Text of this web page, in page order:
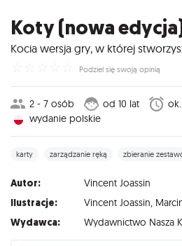
Koty (nowa
Kocia wersja gry, w której
Podziel się swoją opinią
2 - 7 osób od 10 lat
wydanie polskie
karty zarządzanie ręką zbieranie
Autor: Vincent Joassin
Ilustracje: Vincent Joassin,
Wydawca: Wydawnictwo Nasza